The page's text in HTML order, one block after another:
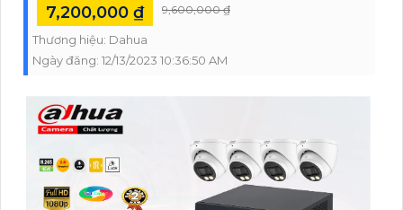
7,200,000 ₫ 9,600,000 ₫
Thương hiệu: Dahua
Ngày đăng: 12/13/2023 10:36:50 AM